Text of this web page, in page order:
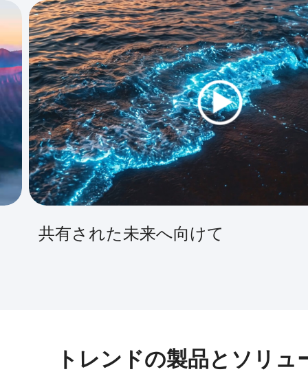
守護者たちの守護者
トレンドの製品とソリュ